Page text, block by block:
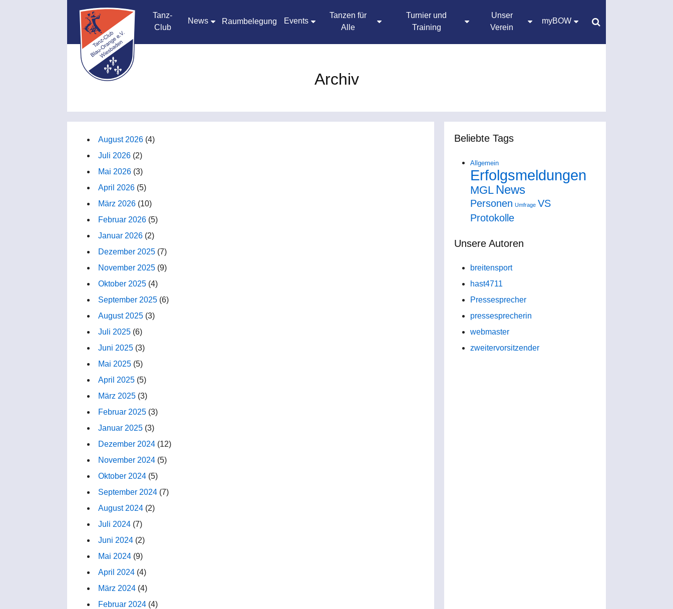
Tanz-
Club
News Raumbelegung Events
Tanzen für
Alle
Turnier und
Training
Unser
Verein
myBOW
Archiv
August 2026 (4)
Juli 2026 (2)
Mai 2026 (3)
April 2026 (5)
März 2026 (10)
Februar 2026 (5)
Januar 2026 (2)
Dezember 2025 (7)
November 2025 (9)
Oktober 2025 (4)
September 2025 (6)
August 2025 (3)
Juli 2025 (6)
Juni 2025 (3)
Mai 2025 (5)
April 2025 (5)
März 2025 (3)
Februar 2025 (3)
Januar 2025 (3)
Dezember 2024 (12)
November 2024 (5)
Oktober 2024 (5)
September 2024 (7)
August 2024 (2)
Juli 2024 (7)
Juni 2024 (2)
Mai 2024 (9)
April 2024 (4)
März 2024 (4)
Februar 2024 (4)
Beliebte Tags
Allgemein
Erfolgsmeldungen
MGL News
Personen Umfrage VS
Protokolle
Unsere Autoren
breitensport
hast4711
Pressesprecher
pressesprecherin
webmaster
zweitervorsitzender